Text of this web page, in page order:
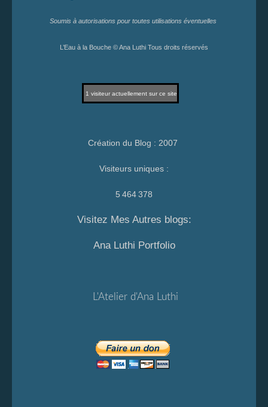
Soumis à autorisations pour toutes utilisations éventuelles
L’Eau à la Bouche © Ana Luthi Tous droits réservés
1 visiteur actuellement sur ce site
Création du Blog : 2007
Visiteurs uniques :
5 464 378
Visitez Mes Autres blogs:
Ana Luthi Portfolio
L'Atelier d'Ana Luthi